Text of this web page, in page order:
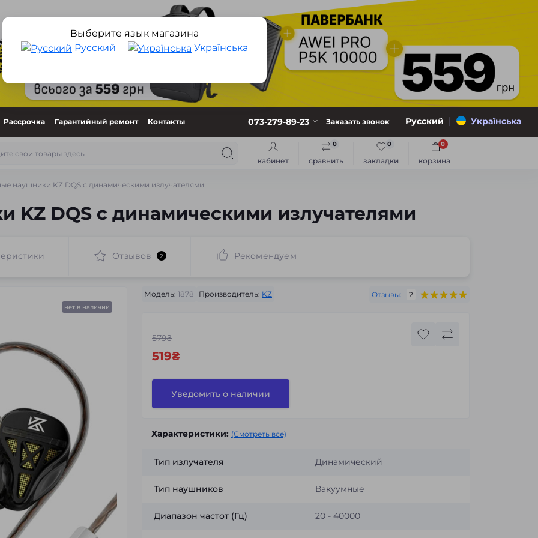
Рассрочка Гарантийный ремонт Контакты 073-279-89-23 Заказать звонок Русский | Українська
кабинет сравнить
0
закладки
0
корзина
0
наушники KZ DQS с динамическими излучателями
Выберите язык магазина
Русский
Українська
KZ DQS с динамическими излучателями
Отзывов 2 Рекомендуем
нет в наличии
Модель: 1878 Производитель: KZ Отзывы: 2
579₴
519₴
Уведомить о наличии
Характеристики: (Смотреть все)
Тип излучателя Динамический
Тип наушников Вакуумные
Диапазон частот (Гц) 20 - 40000